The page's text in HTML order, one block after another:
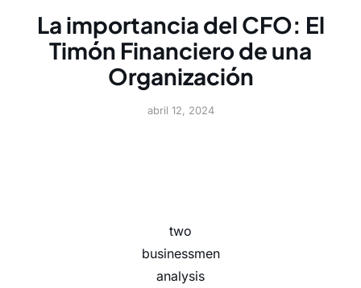
La importancia del CFO: El
Timón Financiero de una
Organización
abril 12, 2024
two
businessmen
analysis